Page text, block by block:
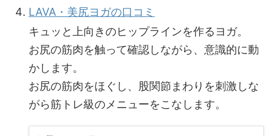
LAVA・美尻ヨガの口コミ
キュッと上向きのヒップラインを作るヨガ。
お尻の筋肉を触って確認しながら、意識的に動
かします。
お尻の筋肉をほぐし、股関節まわりを刺激しな
がら筋トレ級のメニューをこなします。